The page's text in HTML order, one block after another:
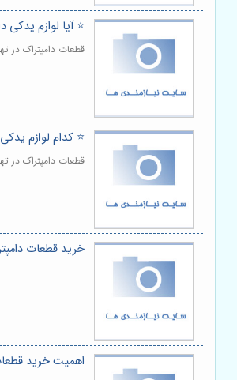
⭐️ آیا لوازم
قطعات دامپتراک در
⭐️ کدام لوازم
قطعات دامپتراک در
خرید قطعات
اهمیت خرید